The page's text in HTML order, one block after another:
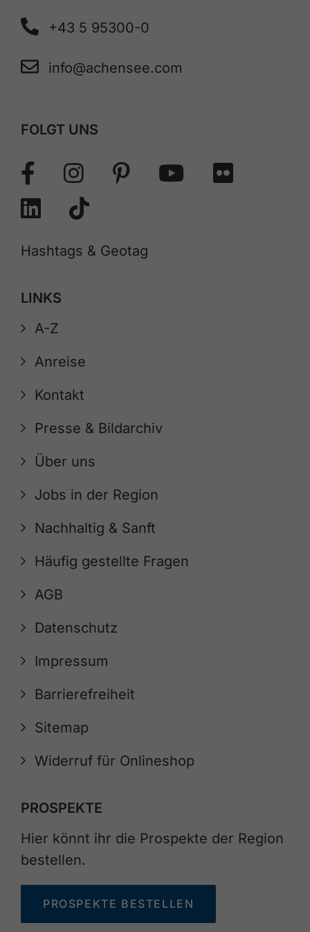
+43 5 95300-0
info@achensee.com
FOLGT UNS
Hashtags & Geotag
LINKS
A-Z
Anreise
Kontakt
Presse & Bildarchiv
Über uns
Jobs in der Region
Nachhaltig & Sanft
Häufig gestellte Fragen
AGB
Datenschutz
Impressum
Barrierefreiheit
Sitemap
Widerruf für Onlineshop
PROSPEKTE
Hier könnt ihr die Prospekte der Region
bestellen.
PROSPEKTE BESTELLEN